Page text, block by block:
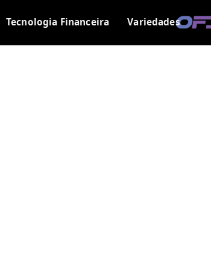
Tecnologia Financeira Variedades